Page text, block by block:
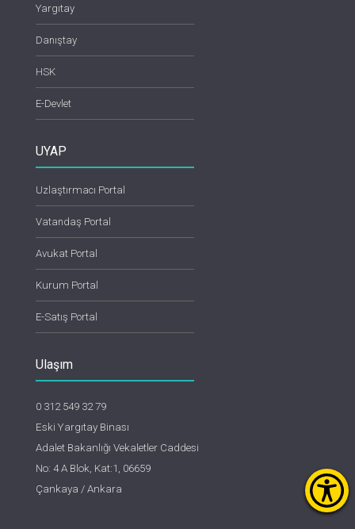
Yargıtay
Danıştay
HSK
E-Devlet
UYAP
Uzlaştırmacı Portal
Vatandaş Portal
Avukat Portal
Kurum Portal
E-Satış Portal
Ulaşım
0 312 549 32 79
Eski Yargıtay Binası
Adalet Bakanlığı Vekaletler Caddesi
No: 4 A Blok, Kat:1, 06659
Çankaya / Ankara